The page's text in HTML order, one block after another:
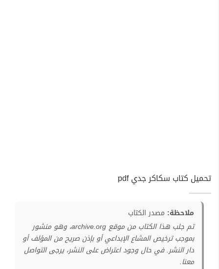
تحميل كتاب سكاكر جدي pdf
ملاحظة: مصدر الكتاب
تم جلب هذا الكتاب من موقع archive.org، وهو منشور
بموجب ترخيص المشاع الإبداعي أو بإذن صريح من المؤلف أو
دار النشر. في حال وجود اعتراض على النشر، يرجى التواصل
معنا.